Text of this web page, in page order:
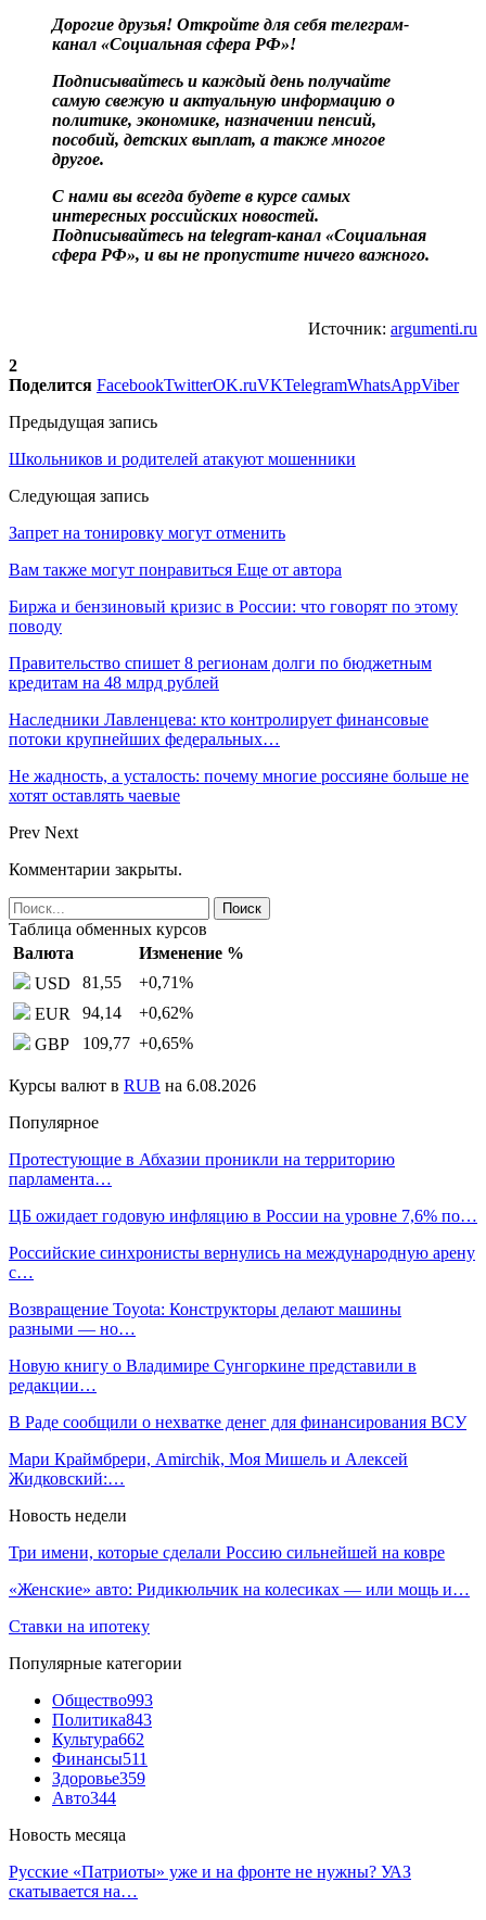
Дорогие друзья! Откройте для себя телеграм-
канал «Социальная сфера РФ»!
Подписывайтесь и каждый день получайте
самую свежую и актуальную информацию о
политике, экономике, назначении пенсий,
пособий, детских выплат, а также многое
другое.
С нами вы всегда будете в курсе самых
интересных российских новостей.
Подписывайтесь на telegram-канал «Социальная
сфера РФ», и вы не пропустите ничего важного.
Источник: argumenti.ru
2
Поделится FacebookTwitterOK.ruVKTelegramWhatsAppViber
Предыдущая запись
Школьников и родителей атакуют мошенники
Следующая запись
Запрет на тонировку могут отменить
Вам также могут понравиться Еще от автора
Биржа и бензиновый кризис в России: что говорят по этому
поводу
Правительство спишет 8 регионам долги по бюджетным
кредитам на 48 млрд рублей
Наследники Лавленцева: кто контролирует финансовые
потоки крупнейших федеральных…
Не жадность, а усталость: почему многие россияне больше не
хотят оставлять чаевые
Prev Next
Комментарии закрыты.
Таблица обменных курсов
Валюта
Изменение %
USD
81,55 +0,71%
EUR
94,14 +0,62%
GBP
109,77 +0,65%
Курсы валют в RUB на 6.08.2026
Популярное
Протестующие в Абхазии проникли на территорию
парламента…
ЦБ ожидает годовую инфляцию в России на уровне 7,6% по…
Российские синхронисты вернулись на международную арену
с…
Возвращение Toyota: Конструкторы делают машины
разными — но…
Новую книгу о Владимире Сунгоркине представили в
редакции…
В Раде сообщили о нехватке денег для финансирования ВСУ
Мари Краймбрери, Amirchik, Моя Мишель и Алексей
Жидковский:…
Новость недели
Три имени, которые сделали Россию сильнейшей на ковре
«Женские» авто: Ридикюльчик на колесиках — или мощь и…
Ставки на ипотеку
Популярные категории
Общество993
Политика843
Культура662
Финансы511
Здоровье359
Авто344
Новость месяца
Русские «Патриоты» уже и на фронте не нужны? УАЗ
скатывается на…